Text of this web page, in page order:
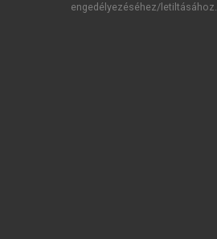
engedélyezéséhez/letiltásához.